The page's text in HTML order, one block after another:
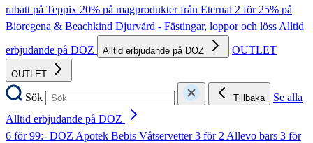
rabatt på Teppix 20% på magprodukter från Eternal 2 för 25% på
Bioregena & Beachkind Djurvård - Fästingar, loppor och lössAlltid
erbjudande på DOZ
Alltid erbjudande på DOZ OUTLET
OUTLET
Sök Tillbaka
Se alla
Alltid erbjudande på DOZ
6 för 99:- DOZ Apotek Bebis Våtservetter3 för 2 Allevo bars 3 för